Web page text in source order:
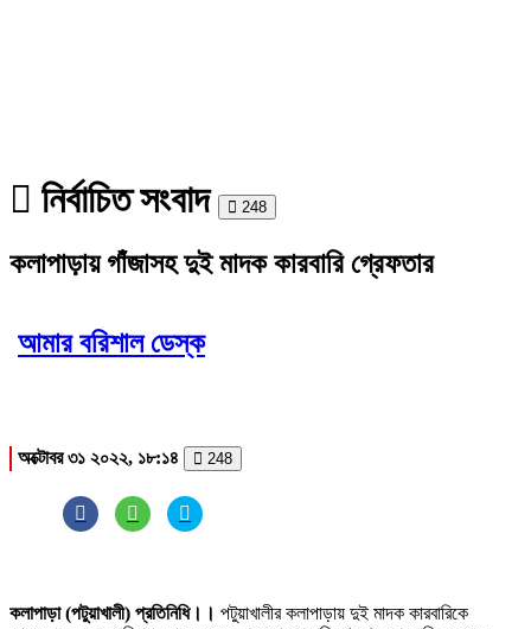
নির্বাচিত সংবাদ 248
কলাপাড়ায় গাঁজাসহ দুই মাদক কারবারি গ্রেফতার
আমার বরিশাল ডেস্ক
অক্টোবর ৩১ ২০২২, ১৮:১৪ 248
কলাপাড়া (পটুয়াখালী) প্রতিনিধি।। পটুয়াখালীর কলাপাড়ায় দুই মাদক কারবারিকে